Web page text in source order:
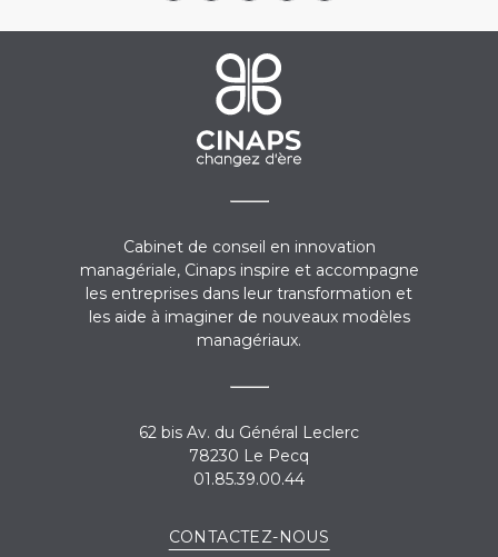
Cabinet de conseil en innovation
managériale, Cinaps inspire et accompagne
les entreprises dans leur transformation et
les aide à imaginer de nouveaux modèles
managériaux.
62 bis Av. du Général Leclerc
78230 Le Pecq
01.85.39.00.44
CONTACTEZ-NOUS